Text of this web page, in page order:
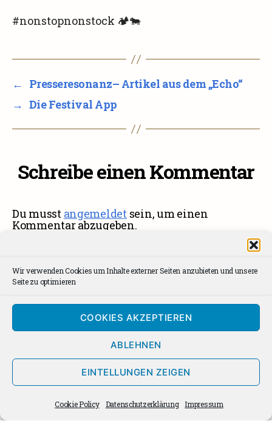
Wir verwenden Cookies um Inhalte externer Seiten anzubieten und unsere
Seite zu optimieren
COOKIES AKZEPTIEREN
ABLEHNEN
EINTELLUNGEN ZEIGEN
Cookie Policy Datenschutzerklärung Impressum
#nonstopnonstock 🏕🐄
← Presseresonanz– Artikel aus dem „Echo“
→ Die Festival App
Schreibe einen Kommentar
Du musst angemeldetsein, um einen
Kommentar abzugeben.
Impressum
AGBs
Cookie Policy (EU)
News Archiv